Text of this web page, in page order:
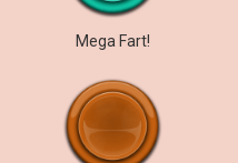
Mega Fart!